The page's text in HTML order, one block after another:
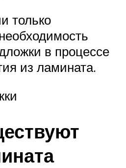
только
в процессе
из ламината.